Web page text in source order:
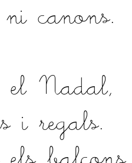
canons.
Nadal,
i regals.